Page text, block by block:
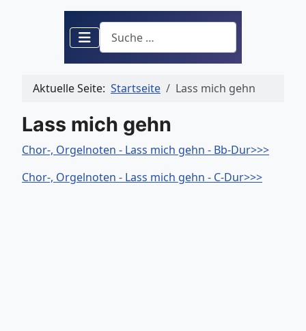
Suchen
Aktuelle Seite: Startseite Lass mich gehn
Lass mich gehn
Chor-, Orgelnoten - Lass mich gehn - Bb-Dur>>>
Chor-, Orgelnoten - Lass mich gehn - C-Dur>>>